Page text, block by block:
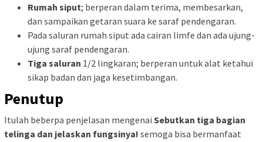
Rumah siput; berperan dalam terima, membesarkan,
dan sampaikan getaran suara ke saraf pendengaran.
Pada saluran rumah siput ada cairan limfe dan ada ujung-
ujung saraf pendengaran.
Tiga saluran 1/2 lingkaran; berperan untuk alat ketahui
sikap badan dan jaga kesetimbangan.
Penutup
Itulah beberpa penjelasan mengenai Sebutkan tiga bagian
telinga dan jelaskan fungsinya! semoga bisa bermanfaat